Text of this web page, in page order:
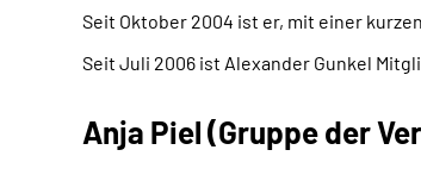
Seit Oktober 2004 ist er, mit einer
Seit Juli 2006 ist Alexander Gunkel
Anja Piel (Gruppe der